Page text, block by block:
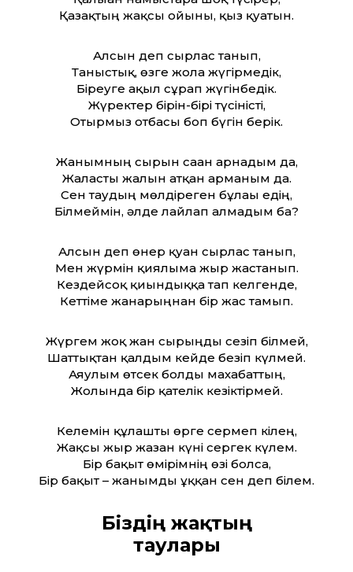
Қазақтың жақсы ойыны, қыз қуатын.
Алсын деп сырлас танып,
Таныстық, өзге жолға жүгірмедік,
Біреуге ақыл сұрап жүгінбедік.
Жүректер бірін-бірі түсіністі,
Отырмыз отбасы боп бүгін берік.
Жанымның сырын саған арнадым да,
Жалғасты жалын атқан арманым да.
Сен таудың мөлдіреген бұлағы едің,
Білмеймін, әлде лайлап алмадым ба?
Алсын деп өнер қуған сырлас танып,
Мен жүрмін қиялыма жыр жастанып.
Кездейсоқ қиындыққа тап келгенде,
Кеттіме жанарыңнан бір жас тамып.
Жүргем жоқ жан сырыңды сезіп білмей,
Шаттықтан қалдым кейде безіп күлмей.
Аяулым өтсек болды махабаттың,
Жолында бір қателік кезіктірмей.
Келемін құлашты өрге сермеп кілең,
Жақсы жыр жазған күні сергек күлем.
Бір бақыт өмірімнің өзі болса,
Бір бақыт – жанымды ұққан сен деп білем.
Біздің жақтың
таулары